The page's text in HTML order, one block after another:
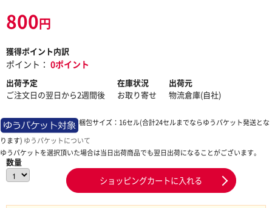
800円
獲得ポイント内訳
ポイント： 0ポイント
出荷予定
ご注文日の翌日から2週間後
在庫状況
お取り寄せ
出荷元
物流倉庫(自社)
梱包サイズ：16セル(合計24セルまでならゆうパケット発送とな
ります) ゆうパケットについて
ゆうパケットを選択頂いた場合は当日出荷商品でも翌日出荷になることがございます。
数量
ショッピングカートに入れる